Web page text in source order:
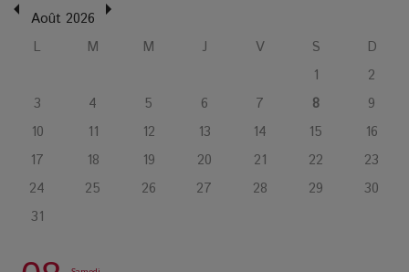
humaine
L’or blanc à la croisée des chemins : Rumilly interroge
l’avenir de la montagne française
La Femme de Ménage : Plongez dans le thriller
Août 2026
L
M M J V S
D
1
2
3
4 5 6 7 8
9
10
11 12 13 14 15
16
17
18 19 20 21 22
23
24
25 26 27 28 29
30
31